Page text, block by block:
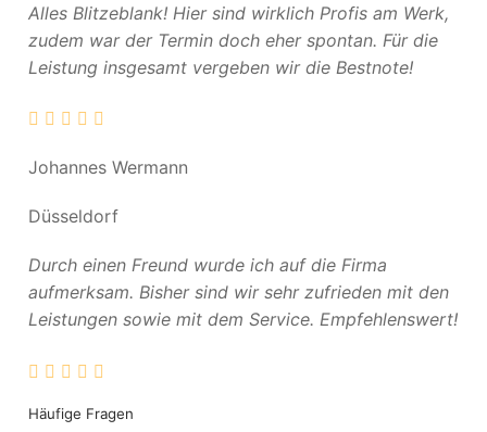
Alles Blitzeblank! Hier sind wirklich Profis am Werk,
zudem war der Termin doch eher spontan. Für die
Leistung insgesamt vergeben wir die Bestnote!
Johannes Wermann
Düsseldorf
Durch einen Freund wurde ich auf die Firma
aufmerksam. Bisher sind wir sehr zufrieden mit den
Leistungen sowie mit dem Service. Empfehlenswert!
Häufige Fragen